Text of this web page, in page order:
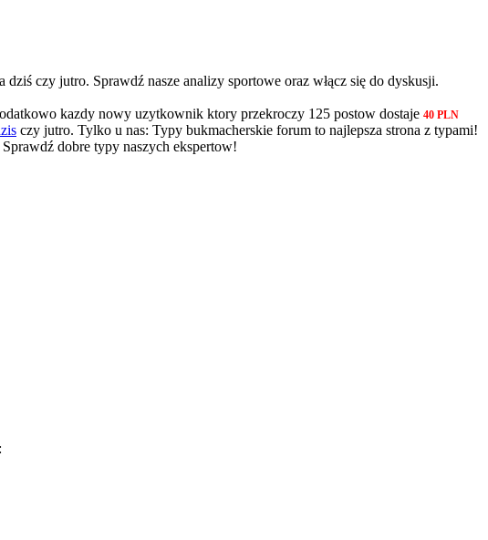
czy jutro. Sprawdź nasze analizy sportowe oraz włącz się do dyskusji.
kazdy nowy uzytkownik ktory przekroczy 125 postow dostaje 40 PLN
czy jutro. Tylko u nas: Typy bukmacherskie forum to najlepsza strona z typami!
dobre typy naszych ekspertow!